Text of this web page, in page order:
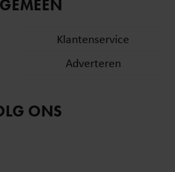
combineren met andere
gebruik van hun services. U
als u onze website blijft
Klantenservice
Adverteren
ONS